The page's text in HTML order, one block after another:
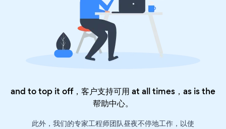
and to top it off，客户支持可用 at all times，as is the
帮助中心。
此外，我们的专家工程师团队昼夜不停地工作，以使